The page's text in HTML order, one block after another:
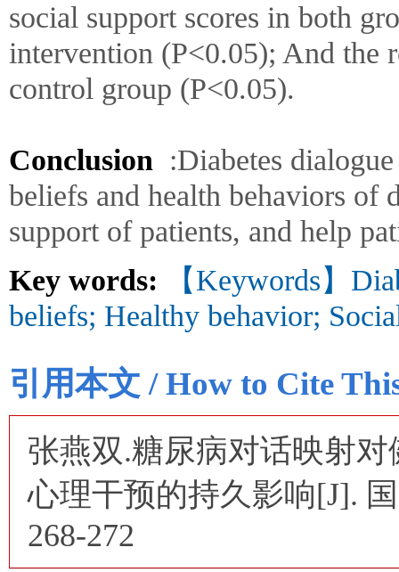
social support scores in both
intervention (P<0.05); And the
control group (P<0.05).
Conclusion :Diabetes
beliefs and health behaviors of
support of patients, and help
Key words:
【Keywords】
beliefs; Healthy behavior;
引用本文 / How to Cite
张燕双.糖尿病对话映射
心理干预的持久影响[J].
268-272